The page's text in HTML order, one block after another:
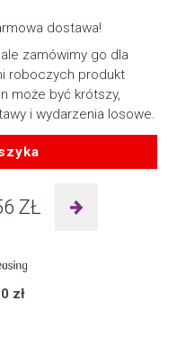
dostawa!
zamówimy go dla
roboczych produkt
może być krótszy,
i wydarzenia losowe.
ZŁ
zł